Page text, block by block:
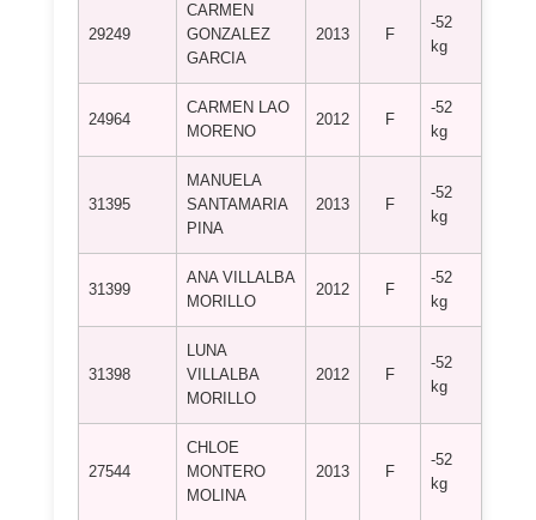
29249
CARMEN
GONZALEZ
GARCIA
2013 F
-52
kg
24964
CARMEN LAO
MORENO
2012 F
-52
kg
31395
MANUELA
SANTAMARIA
PINA
2013 F
-52
kg
31399
ANA VILLALBA
MORILLO
2012 F
-52
kg
31398
LUNA
VILLALBA
MORILLO
2012 F
-52
kg
27544
CHLOE
MONTERO
MOLINA
2013 F
-52
kg